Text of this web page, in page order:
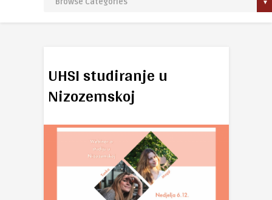
UHSI studiranje u
Nizozemskoj